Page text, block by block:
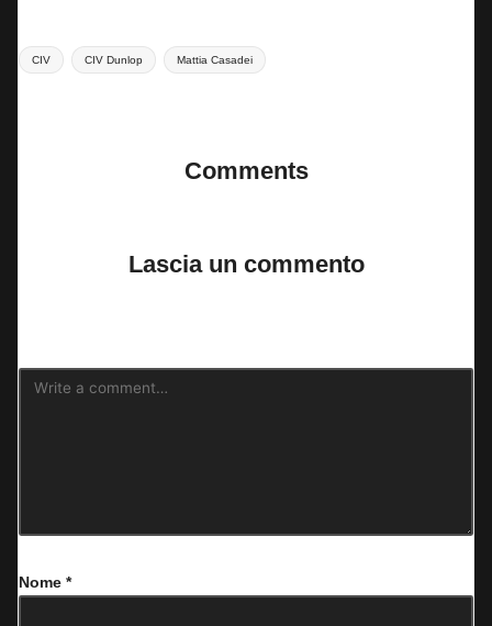
Tags:
CIV CIV Dunlop Mattia Casadei
Comments
Lascia un commento
Nome *